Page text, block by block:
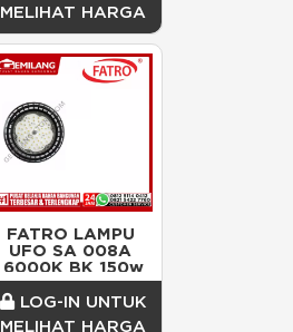
MELIHAT HARGA
FATRO LAMPU
UFO SA 008A
6000K BK 150w
LOG-IN UNTUK
MELIHAT HARGA